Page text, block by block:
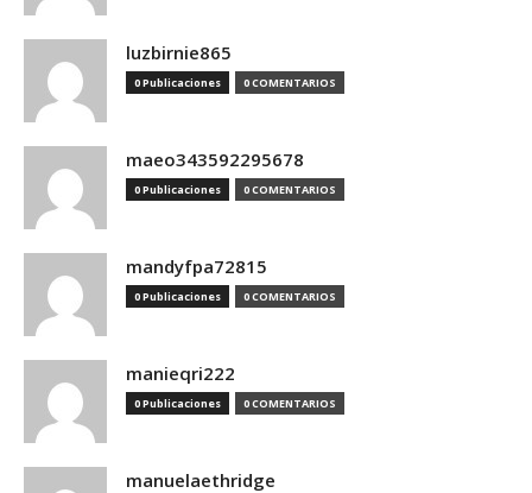
luzbirnie865
0 Publicaciones 0 COMENTARIOS
maeo343592295678
0 Publicaciones 0 COMENTARIOS
mandyfpa72815
0 Publicaciones 0 COMENTARIOS
manieqri222
0 Publicaciones 0 COMENTARIOS
manuelaethridge